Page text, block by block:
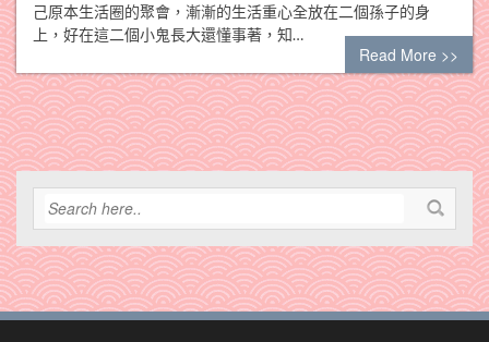
己原本生活圈的聚會，漸漸的生活重心全放在二個孫子的身
上，好在這二個小鬼長大還懂事著，知…
Read More >>